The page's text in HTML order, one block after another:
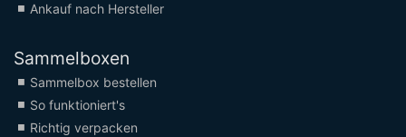
Ankauf nach Hersteller
Sammelboxen
Sammelbox bestellen
So funktioniert's
Richtig verpacken